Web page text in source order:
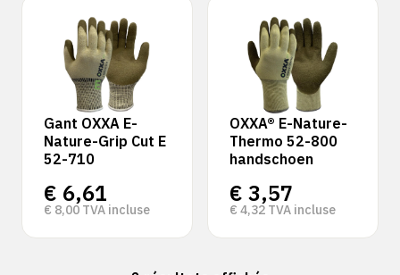
Gant OXXA E-
Nature-Grip Cut E
52-710
€ 6,61
€ 8,00 TVA incluse
OXXA® E-Nature-
Thermo 52-800
handschoen
€ 3,57
€ 4,32 TVA incluse